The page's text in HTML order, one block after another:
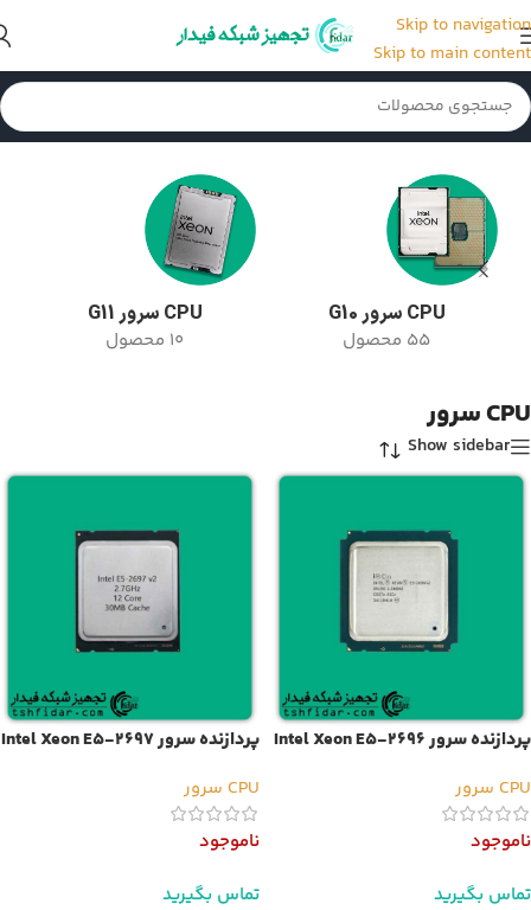
Skip to navigation
Skip to main content
خانه/CPU سرور /برگه 9
CPU سرور G10
55 محصول
CPU سرور G11
10 محصول
CPU سرور
Show sidebar
پردازنده سرور Intel Xeon E5-2696
CPU سرور
ناموجود
تماس بگیرید
پردازنده سرور Intel Xeon E5-2697
CPU سرور
ناموجود
تماس بگیرید